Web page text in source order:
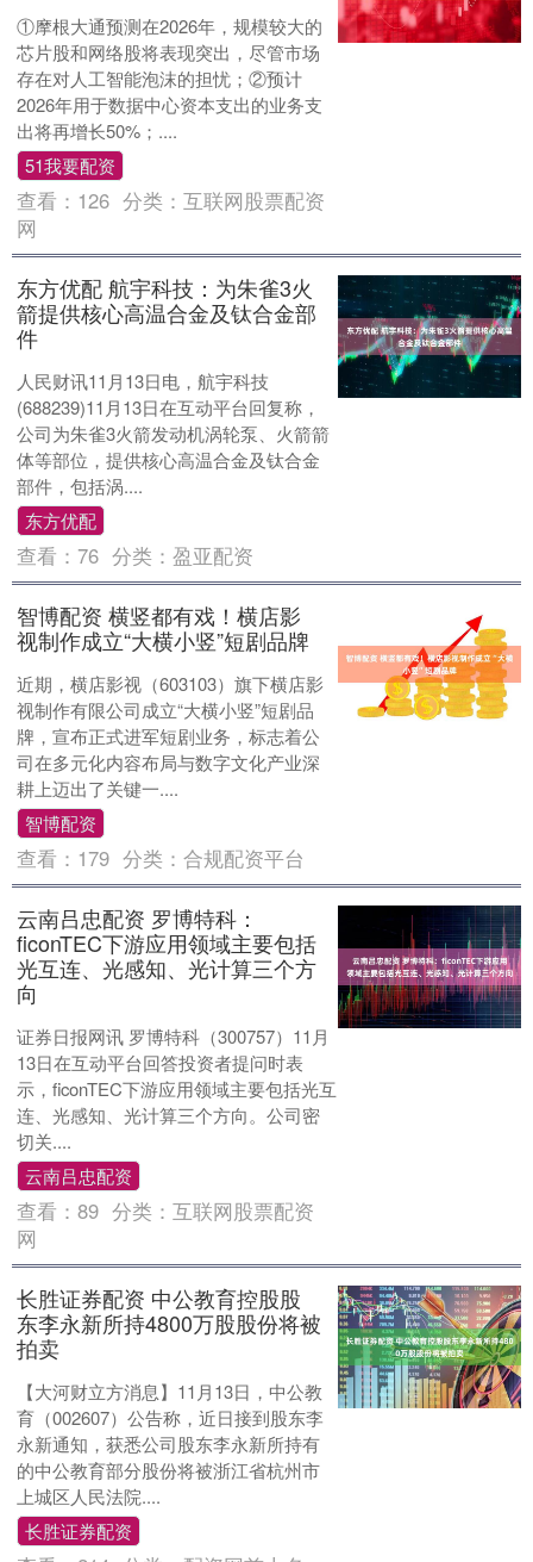
①摩根大通预测在2026年，规模较大的
芯片股和网络股将表现突出，尽管市场
存在对人工智能泡沫的担忧；②预计
2026年用于数据中心资本支出的业务支
出将再增长50%；....
51我要配资
查看： 126 分类：互联网股票配资
网
东方优配 航宇科技：为朱雀3火
箭提供核心高温合金及钛合金部
件
人民财讯11月13日电，航宇科技
(688239)11月13日在互动平台回复称，
公司为朱雀3火箭发动机涡轮泵、火箭箭
体等部位，提供核心高温合金及钛合金
部件，包括涡....
东方优配
查看：76 分类：盈亚配资
智博配资 横竖都有戏！横店影
视制作成立“大横小竖”短剧品牌
近期，横店影视（603103）旗下横店影
视制作有限公司成立“大横小竖”短剧品
牌，宣布正式进军短剧业务，标志着公
司在多元化内容布局与数字文化产业深
耕上迈出了关键一....
智博配资
查看： 179 分类：合规配资平台
云南吕忠配资 罗博特科：
ficonTEC下游应用领域主要包括
光互连、光感知、光计算三个方
向
证券日报网讯 罗博特科（300757）11月
13日在互动平台回答投资者提问时表
示，ficonTEC下游应用领域主要包括光互
连、光感知、光计算三个方向。公司密
切关....
云南吕忠配资
查看：89 分类：互联网股票配资
网
长胜证券配资 中公教育控股股
东李永新所持4800万股股份将被
拍卖
【大河财立方消息】11月13日，中公教
育（002607）公告称，近日接到股东李
永新通知，获悉公司股东李永新所持有
的中公教育部分股份将被浙江省杭州市
上城区人民法院....
长胜证券配资